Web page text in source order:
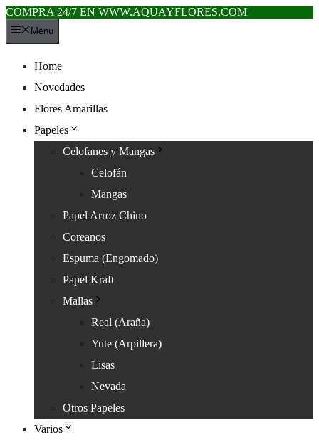
COMPRA 24/7 EN WWW.AQUAYFLORES.COM
Saltar
al
Menu
Home
Novedades
Flores Amarillas
Papeles
Celofanes y Mangas
Celofán
Mangas
Papel Arroz Chino
Coreanos
Espuma (Engomado)
Papel Kraft
Mallas
Real (Araña)
Yute (Arpillera)
Lisas
Nevada
Otros Papeles
Varios